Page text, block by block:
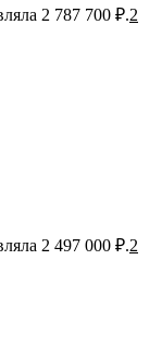
2 787 700 ₽.2
2 497 000 ₽.2